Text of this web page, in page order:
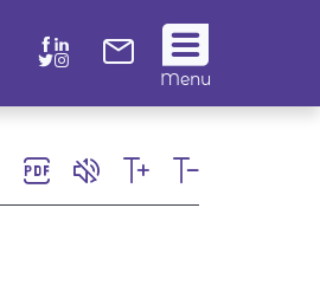
!
Menu